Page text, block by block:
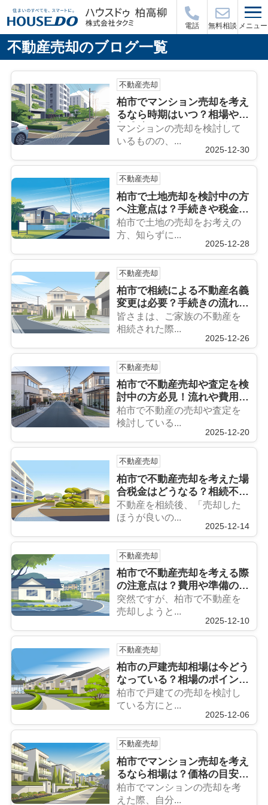
電話 無料相談 メニュー
不動産売却のブログ一覧
不動産売却
柏市でマンション売却を考え
るなら時期はいつ？相場や売
却成功のポイントも解説
マンションの売却を検討して
いるものの、...
2025-12-30
不動産売却
柏市で土地売却を検討中の方
へ注意点は？手続きや税金対
策も紹介
柏市で土地の売却をお考えの
方、知らずに...
2025-12-28
不動産売却
柏市で相続による不動産名義
変更は必要？手続きの流れや
注意点も解説
皆さまは、ご家族の不動産を
相続された際...
2025-12-26
不動産売却
柏市で不動産売却や査定を検
討中の方必見！流れや費用も
わかりやすく紹介
柏市で不動産の売却や査定を
検討している...
2025-12-20
不動産売却
柏市で不動産売却を考えた場
合税金はどうなる？相続不動
産の注意点も紹介
不動産を相続後、「売却した
ほうが良いの...
2025-12-14
不動産売却
柏市で不動産売却を考える際
の注意点は？費用や準備のポ
イントも紹介
突然ですが、柏市で不動産を
売却しようと...
2025-12-10
不動産売却
柏市の戸建売却相場は今どう
なっている？相場のポイント
や傾向をまとめて紹介
柏市で戸建ての売却を検討し
ている方にと...
2025-12-06
不動産売却
柏市でマンション売却を考え
るなら相場は？価格の目安や
動向を詳しく解説
柏市でマンションの売却を考
えた際、自分...